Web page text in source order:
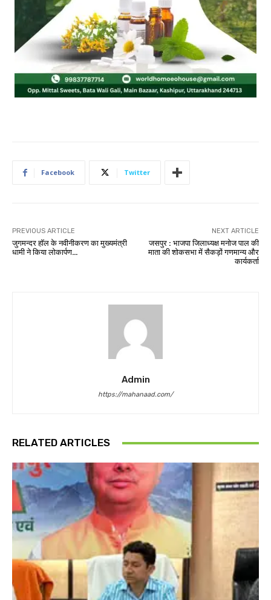
Facebook Twitter
PREVIOUS ARTICLE
जुगमन्दर हॉल के नवीनीकरण का मुख्यमंत्री
धामी ने किया लोकार्पण…
NEXT ARTICLE
जसपुर : भाजपा जिलाध्यक्ष मनोज पाल की
माता की शोकसभा में सैकड़ों गणमान्य और
कार्यकर्ता
Admin
https://mahanaad.com/
RELATED ARTICLES